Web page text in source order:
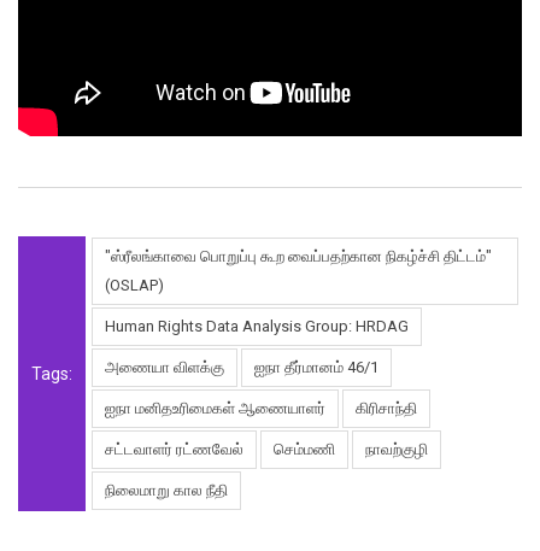
Tags:
"ஸ்ரீலங்காவை பொறுப்பு கூற வைப்பதற்கான நிகழ்ச்சி திட்டம்"
(OSLAP)
Human Rights Data Analysis Group: HRDAG
அணையா விளக்கு ஐநா தீர்மானம் 46/1
ஐநா மனிதஉரிமைகள் ஆணையாளர் கிரிசாந்தி
சட்டவாளர் ரட்ணவேல் செம்மணி நாவற்குழி
நிலைமாறு கால நீதி